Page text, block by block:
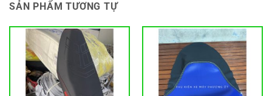
SẢN PHẨM TƯƠNG TỰ